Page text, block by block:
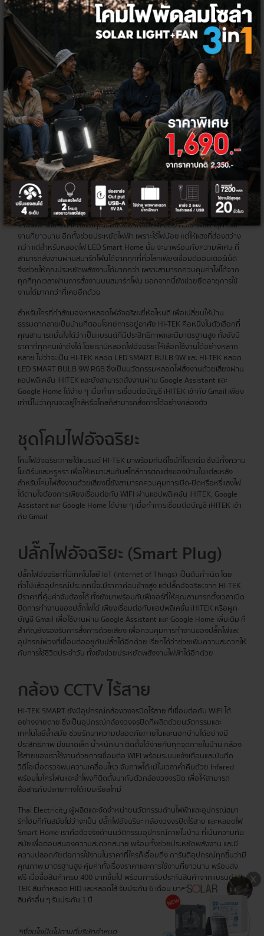
ปลั๊กไฟกล้องไร้สายและ
หลอดไฟ อุปกรณ์Smart
Homeที่ควบคุมได้ด้วย
WIFI
Thai Electricity เราเป็นผู้นำด้านนวัตกรรมไฟฟ้าที่ผลิตอุปกรณ์ทันสมัยที่ให้
ความสำคัญกับการคัดสรรเทคโนโลยีที่สามารถเข้าถึงผู้บริโภคและสามารถยก
ระดับคุณภาพชีวิตของผู้บริโภค ช่วยเปลี่ยนบ้านธรรมดาให้กลายเป็นบ้าน
อัจฉริยะด้วยอุปกรณ์ Smart Home ภายใต้แบรนด์ HI-TEK ไม่ว่าจะเป็น ปลั๊กไฟ
หลอดไฟและกล้อง CCTV ไร้สายหรือกล้องวงจรปิดที่สามารถเชื่อมต่อ WIFI
เพื่อสั่งงานผ่านสมาร์ทโฟนได้จากทุกที่ทั่วโลก ถือว่าเป็นฟีเจอร์การใช้งานที่ล้ำ
สมัยเข้ากับไลฟ์สไตล์ของคนรุ่นใหม่ พร้อมตอบโจทย์ความสะดวกสบายได้อย่าง
ปลอดภัยเพียงแค่ใช้อินเทอร์เน็ตเป็นตัวกลางเพื่อเชื่อมต่อ
ขั้นกว่าของหลอดไฟ LED ซึ่งเป็นเทคโนโลยีที่ถูกพัฒนามาเพื่อตอบสนองการใช้
งานไฟฟ้าโดยเฉพาะ ถึงแม้คุณสมบัติของหลอดไฟ LED ทั่วไป จะมีอายุการใช้
งานที่ยาวนาน อีกทั้งช่วยประหยัดไฟฟ้า เพราะใช้ไฟน้อย แต่ให้แสงที่ส่องสว่าง
กว่า แต่สำหรับหลอดไฟ LED Smart Home นั้น จะมาพร้อมกับความพิเศษ ที่
สามารถสั่งงานผ่านสมาร์ทโฟนได้จากทุกที่ทั่วโลกเพียงเชื่อมต่ออินเตอร์เน็ต
จึงช่วยให้คุณประหยัดพลังงานได้มากกว่า เพราะสามารถควบคุมค่าไฟได้จาก
ทุกที่ทุกเวลาผ่านการสั่งงานบนสมาร์ทโฟน นอกจากนี้ยังช่วยยืดอายุการใช้
งานได้มากกว่าที่เคยอีกด้วย
สำหรับใครที่กำลังมองหาหลอดไฟอัจฉริยะยี่ห้อไหนดี เพื่อเปลี่ยนให้บ้าน
ธรรมดากลายเป็นบ้านที่ตอบโจทย์การอยู่อาศัย HI-TEK คือหนึ่งในตัวเลือกที่
คุณสามารถมั่นใจได้ว่า เป็นแบรนด์ที่มีประสิทธิภาพและมีมาตรฐานสูง ทั้งยังมี
ราคาที่ทุกคนเข้าถึงได้ โดยเรามีหลอดไฟอัจฉริยะให้เลือกใช้งานได้อย่างหลาก
หลาย ไม่ว่าจะเป็น HI-TEK หลอด LED SMART BULB 9W และ HI-TEK หลอด
LED SMART BULB 9W RGB ซึ่งเป็นนวัตกรรมหลอดไฟสั่งงานด้วยเสียงผ่าน
แอปพลิเคชัน iHITEK และยังสามารถสั่งงานผ่าน Google Assistant และ
Google Home ได้ง่าย ๆ เมื่อทำการเชื่อมต่อบัญชี iHITEK เข้ากับ Gmail เพียง
เท่านี้ไม่ว่าคุณจะอยู่ใกล้หรือไกลก็สามารถสั่งการได้อย่างคล่องตัว
ชุดโคมไฟอัจฉริยะ
โคมไฟอัจฉริยะภายใต้แบรนด์ HI-TEK มาพร้อมกับดีไซน์ที่โดดเด่น ซึ่งมีทั้งความ
โมเดิร์นและหรูหรา เพื่อให้เหมาะสมกับสไตล์การตกแต่งของบ้านในแต่ละหลัง
สำหรับโคมไฟสั่งงานด้วยเสียงนี้ยังสามารถควบคุมการเปิด-ปิดหรือหรี่แสงไฟ
ได้ตามใจต้องการเพียงเชื่อมต่อกับ WIFI ผ่านแอปพลิเคชัน iHITEK, Google
Assistant และ Google Home ได้ง่าย ๆ เมื่อทำการเชื่อมต่อบัญชี iHITEK เข้า
กับ Gmail
ปลั๊กไฟอัจฉริยะ (Smart Plug)
ปลั๊กไฟอัจฉริยะที่มีเทคโนโลยี IoT (Internet of Things) เป็นต้นกำเนิด โดย
ทั่วไปแล้วอุปกรณ์ประเภทนี้จะมีราคาค่อนข้างสูง แต่ปลั๊กอัจฉริยะจาก HI-TEK
มีราคาที่คุ้มค่าจับต้องได้ ทั้งยังมาพร้อมกับฟีเจอร์ที่ให้คุณสามารถตั้งเวลาเปิด
ปิดการทำงานของปลั๊กไฟได้ เพียงเชื่อมต่อกับแอปพลิเคชั่น iHITEK หรือผูก
บัญชี Gmail เพื่อใช้งานผ่าน Google Assistant และ Google Home เพิ่มเติม ที่
สำคัญยังรองรับการสั่งการด้วยเสียง เพื่อควบคุมการทำงานของปลั๊กไฟและ
อุปกรณ์พ่วงที่เชื่อมต่ออยู่กับปลั๊กได้อีกด้วย เรียกได้ว่าช่วยเพิ่มความสะดวกให้
กับการใช้ชีวิตประจำวัน ทั้งยังช่วยประหยัดพลังงานไฟฟ้าได้อีกด้วย
กล้อง CCTV ไร้สาย
HI-TEK SMART ยังมีอุปกรณ์กล้องวงจรปิดไร้สาย ที่เชื่อมต่อกับ WIFI ได้
อย่างง่ายดาย ซึ่งเป็นอุปกรณ์กล้องวงจรปิดที่ผลิตด้วยนวัตกรรมและ
เทคโนโลยีล้ำสมัย ช่วยรักษาความปลอดภัยภายในและนอกบ้านได้อย่างมี
ประสิทธิภาพ มีขนาดเล็ก น้ำหนักเบา ติดตั้งได้ง่ายกับทุกจุดภายในบ้าน กล้อง
ไร้สายของเราใช้งานด้วยการเชื่อมต่อ WIFI พร้อมระบบแจ้งเตือนและบันทึก
วิดีโอเมื่อตรวจพบความเคลื่อนไหว จับภาพได้แม้ในเวลาค่ำคืนด้วย Infared
พร้อมไมโครโฟนและลำโพงที่ติดตั้งมากับตัวกล้องวงจรปิด เพื่อให้สามารถ
สื่อสารกับปลายทางได้แบบเรียลไทม์
Thai Electricity ผู้ผลิตและจัดจำหน่ายนวัตกรรมด้านไฟฟ้าและอุปกรณ์สมา
ร์ทโฮมที่ทันสมัยไม่ว่าจะเป็น ปลั๊กไฟอัจฉริยะ กล้องวงจรปิดไร้สาย และหลอดไฟ
Smart Home เราคือตัวจริงด้านนวัตกรรมอุปกรณ์ภายในบ้าน ที่เน้นความทัน
สมัยเพื่อตอบสนองความสะดวกสบาย พร้อมทั้งช่วยประหยัดพลังงาน และมี
ความปลอดภัยต่อการใช้งานในราคาที่ใครก็เอื้อมถึง การันตีอุปกรณ์ทุกชิ้นว่ามี
คุณภาพ มาตรฐานสูง คุ้มค่าทั้งเรื่องราคาและการใช้งานที่ยาวนาน พร้อมส่ง
ฟรี เมื่อซื้อสินค้าครบ 400 บาทขึ้นไป พร้อมการรับประกันสินค้าจากแบรนด์ HI-
TEK สินค้าหลอด HID และหลอดไส้ รับประกัน 6 เดือน บาลาสต์รับประกัน 2 ปี
สินค้าอื่น ๆ รับประกัน 1 ปี
*เงื่อนไขเป็นไปตามที่บริษัทกำหนด